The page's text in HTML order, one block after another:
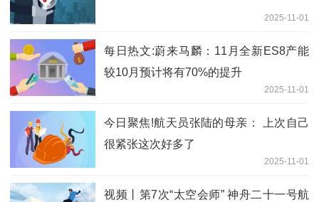
2025-11-01
每日热文:蔚来马麟：11月全新ES8产能
较10月预计将有70%的提升
2025-11-01
今日聚焦!航天员张陆的母亲： 上次自己
很紧张这次好多了
2025-11-01
视频丨第7次“太空会师” 神舟二十一号航